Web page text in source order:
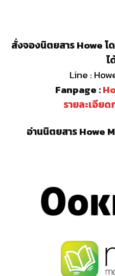
สั่งจองนิตยสาร Howe
ไ
Line :
Fanpage :
รายละเอีย
อ่านนิตยสาร Howe